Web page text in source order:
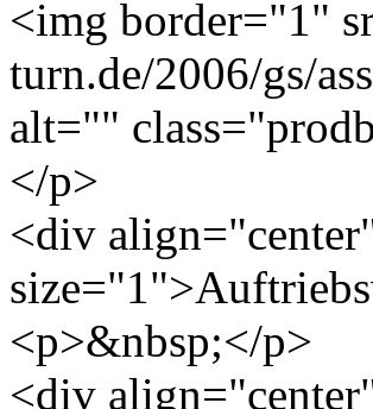
<img border="1"
turn.de/2006/gs/
alt=""
</p>
<div
<p>&nbsp;</p>
<div